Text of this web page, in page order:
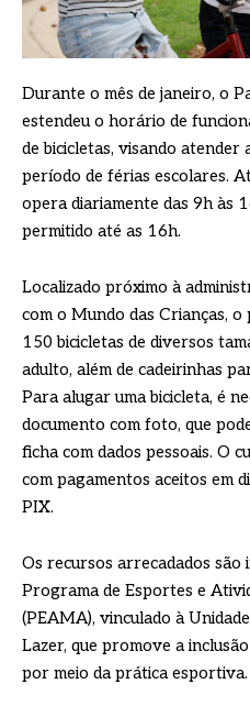
Durante o mês de janeiro, o
estendeu o horário de
de bicicletas, visando atender
período de férias escolares.
opera diariamente das 9h às
permitido até as 16h.
Localizado próximo à
com o Mundo das Crianças,
150 bicicletas de diversos
adulto, além de cadeirinhas
Para alugar uma bicicleta, é
documento com foto, que
ficha com dados pessoais. O
com pagamentos aceitos em
PIX.
Os recursos arrecadados
Programa de Esportes e
(PEAMA), vinculado à
Lazer, que promove a
por meio da prática esportiva.